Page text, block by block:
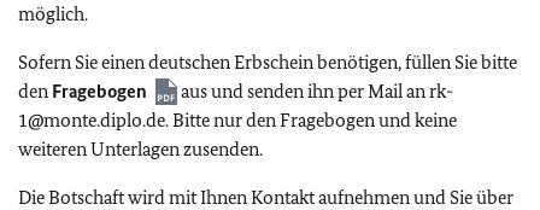
möglich.
Sofern Sie einen deutschen Erbschein benötigen, füllen Sie bitte
den Fragebogen
aus und senden ihn per Mail an rk-
1@monte.diplo.de. Bitte nur den Fragebogen und keine
weiteren Unterlagen zusenden.
Die Botschaft wird mit Ihnen Kontakt aufnehmen und Sie über